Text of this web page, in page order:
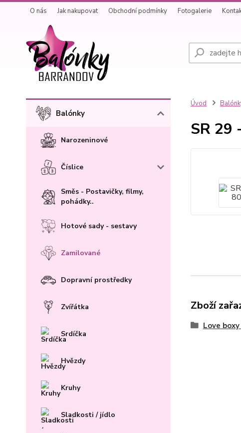
O nás Jak nakupovat Obchodní podmínky Fotogalerie
Balónky
Narozeninové
Číslice
Směs - Postavičky, filmy,
pohádky..
Hotové sady - sestavy
Zamilované
Dopravní prostředky
Zvířátka
Srdíčka
Hvězdy
Kruhy
Sladkosti / jídlo
Úvod
SR 29
Zboží
Love